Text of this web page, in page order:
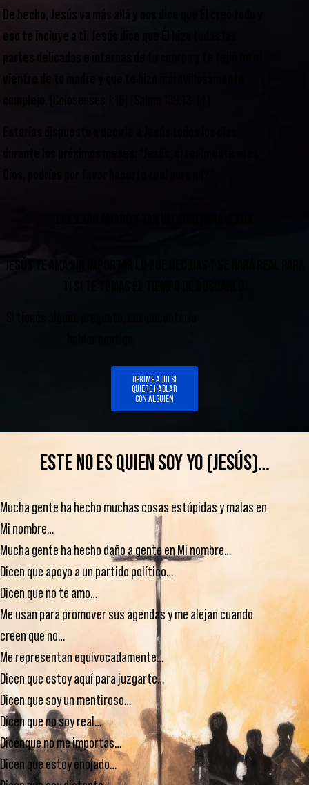
De hecho, Jesús va más allá y nos dice que Él creó todo y
eso te incluye a ti. Jesús dice que Él hizo todas las
partes delicadas e internas de tu cuerpo y te tejió en el
OPRIME AQUI SI
QUIERE HABLAR
CON ALGUIEN
ESTE NO ES QUIEN SOY YO (JESÚS)…
Mucha gente ha hecho muchas cosas estúpidas y malas en
Mi nombre…
Mucha gente ha hecho daño a gente en Mi nombre…
Dicen que apoyo a un partido político…
Dicen que no te amo…
Me usan para promover sus agendas y me alejan cuando
creen que no…
Me representan equivocadamente…
Dicen que estoy aquí para juzgarte…
Dicen que soy un mentiroso…
Dicen que no soy real…
Dicenque no me importas…
Dicen que estoy enojado…